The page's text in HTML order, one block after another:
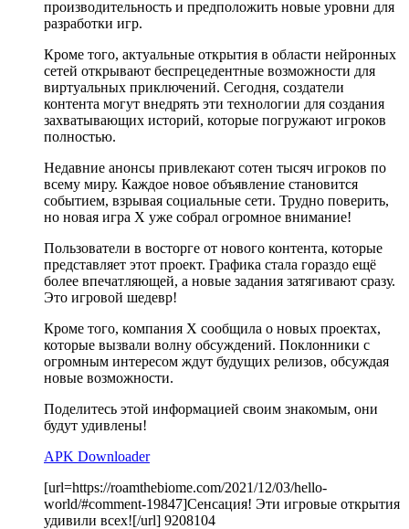
производительность и предположить новые уровни для
разработки игр.
Кроме того, актуальные открытия в области нейронных
сетей открывают беспрецедентные возможности для
виртуальных приключений. Сегодня, создатели
контента могут внедрять эти технологии для создания
захватывающих историй, которые погружают игроков
полностью.
Недавние анонсы привлекают сотен тысяч игроков по
всему миру. Каждое новое объявление становится
событием, взрывая социальные сети. Трудно поверить,
но новая игра X уже собрал огромное внимание!
Пользователи в восторге от нового контента, которые
представляет этот проект. Графика стала гораздо ещё
более впечатляющей, а новые задания затягивают сразу.
Это игровой шедевр!
Кроме того, компания X сообщила о новых проектах,
которые вызвали волну обсуждений. Поклонники с
огромным интересом ждут будущих релизов, обсуждая
новые возможности.
Поделитесь этой информацией своим знакомым, они
будут удивлены!
APK Downloader
[url=https://roamthebiome.com/2021/12/03/hello-
world/#comment-19847]Сенсация! Эти игровые открытия
удивили всех![/url] 9208104